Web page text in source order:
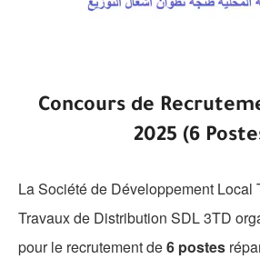
Concours de
2025 (6
La Société de Développement Local
Travaux de Distribution SDL 3TD
pour le recrutement de6 postes